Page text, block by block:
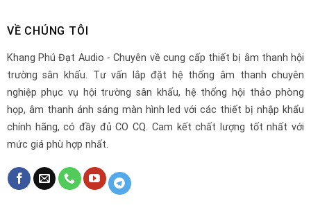
VỀ CHÚNG TÔI
Khang Phú Đạt Audio - Chuyên về cung cấp thiết bị âm thanh hội
trường sân khấu. Tư vấn lắp đặt hệ thống âm thanh chuyên
nghiệp phục vụ hội trường sân khấu, hệ thống hội thảo phòng
họp, âm thanh ánh sáng màn hình led với các thiết bị nhập khẩu
chính hãng, có đầy đủ CO CQ. Cam kết chất lượng tốt nhất với
mức giá phù hợp nhất.